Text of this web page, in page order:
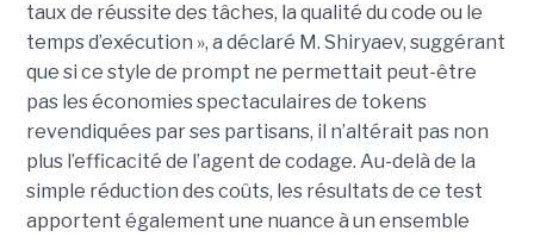
taux de réussite des tâches, la qualité du code ou le
temps d’exécution », a déclaré M. Shiryaev, suggérant
que si ce style de prompt ne permettait peut-être
pas les économies spectaculaires de tokens
revendiquées par ses partisans, il n’altérait pas non
plus l’efficacité de l’agent de codage. Au-delà de la
simple réduction des coûts, les résultats de ce test
apportent également une nuance à un ensemble